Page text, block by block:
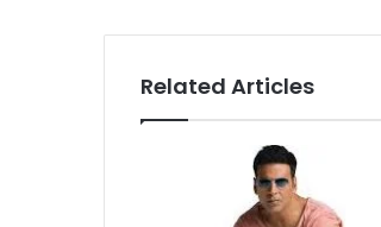
Related Articles